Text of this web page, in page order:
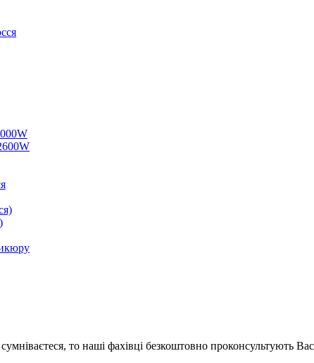
то наші фахівці безкоштовно проконсультують